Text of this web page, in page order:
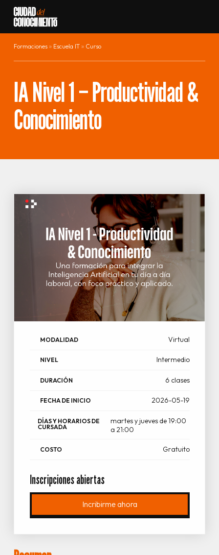
Formaciones Escuela IT Curso
IA Nivel 1 – Productividad &
Conocimiento
MODALIDAD Virtual
NIVEL Intermedio
DURACIÓN 6 clases
FECHA DE INICIO 2026-05-19
DÍAS Y HORARIOS DE
CURSADA
martes y jueves de 19:00
a 21:00
COSTO Gratuito
Inscripciones abiertas
Incribirme ahora